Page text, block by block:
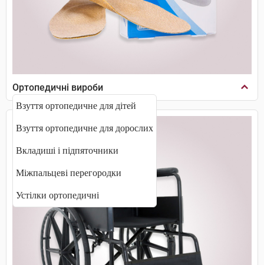
Ортопедичні вироби
Взуття ортопедичне для дітей
Взуття ортопедичне для дорослих
Вкладиші і підпяточники
Міжпальцеві перегородки
Устілки ортопедичні